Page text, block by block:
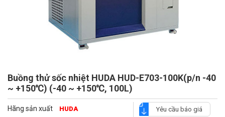
Buồng thử sốc nhiệt HUDA HUD-E703-100K(p/n -40
~ +150℃) (-40 ~ +150℃, 100L)
Hãng sản xuất HUDA Yêu cầu báo giá